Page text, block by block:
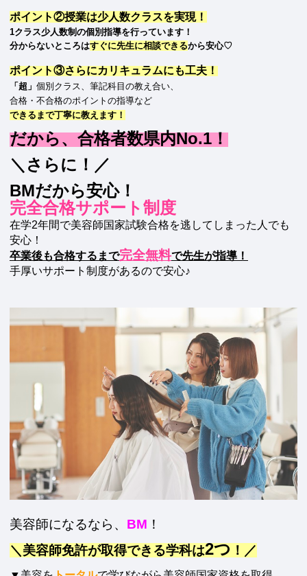
ポイント②授業は少人数クラスを実現！
1クラス少人数制の個別指導を行っています！
分からないところはすぐに先生に相談できるから安心♡
ポイント③さらにカリキュラムにも工夫！
「超」 個別クラス、筆記科目の教え合い、
合格・不合格のポイントの指導など
できるまで丁寧に教えます！
だから、合格者数県内No.1！
＼さらに！／
BMだから安心！
完全合格サポート制度
在学2年間で美容師国家試験合格を逃してしまった人でも
安心！
卒業後も合格するまで完全無料で先生が指導！
手厚いサポート制度があるので安心♪
美容師になるなら、 BM ！
＼美容師免許が取得できる学科は2つ ！／